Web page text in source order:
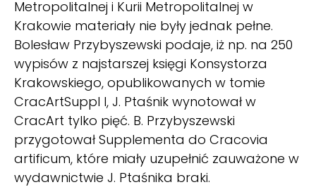
Metropolitalnej i Kurii Metropolitalnej w
Krakowie materiały nie były jednak pełne.
Bolesław Przybyszewski podaje, iż np. na 250
wypisów z najstarszej księgi Konsystorza
Krakowskiego, opublikowanych w tomie
CracArtSuppl I, J. Ptaśnik wynotował w
CracArt tylko pięć. B. Przybyszewski
przygotował Supplementa do Cracovia
artificum, które miały uzupełnić zauważone w
wydawnictwie J. Ptaśnika braki.